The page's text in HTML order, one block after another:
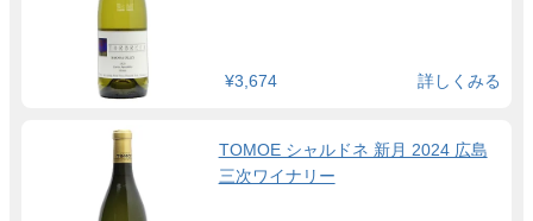
¥3,674 詳しくみる
TOMOE シャルドネ 新月 2024 広島
三次ワイナリー